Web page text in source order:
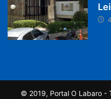
© 2019, Portal O Labaro -